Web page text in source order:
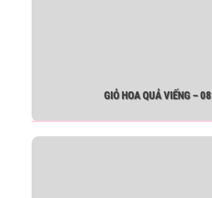
GIỎ HOA QUẢ VIẾNG – 08